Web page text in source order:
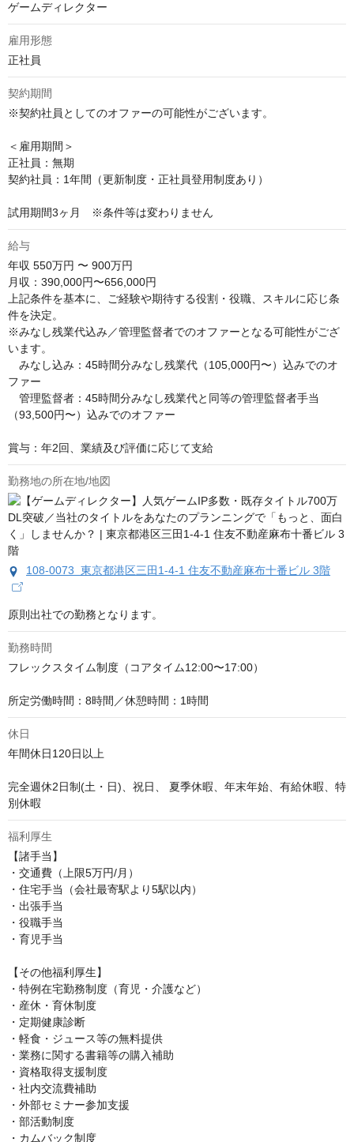
ゲームディレクター
雇用形態
正社員
契約期間
※契約社員としてのオファーの可能性がございます。
＜雇用期間＞
正社員：無期
契約社員：1年間（更新制度・正社員登用制度あり）
試用期間3ヶ月　※条件等は変わりません
給与
年収 550万円 〜 900万円
月収：390,000円〜656,000円
上記条件を基本に、ご経験や期待する役割・役職、スキルに応じ条
件を決定。
※みなし残業代込み／管理監督者でのオファーとなる可能性がござ
います。
みなし込み：45時間分みなし残業代（105,000円〜）込みでのオ
ファー
管理監督者：45時間分みなし残業代と同等の管理監督者手当
（93,500円〜）込みでのオファー
賞与：年2回、業績及び評価に応じて支給
勤務地の所在地/地図
108-0073 東京都港区三田1-4-1 住友不動産麻布十番ビル 3階
原則出社での勤務となります。
勤務時間
フレックスタイム制度（コアタイム12:00〜17:00）
所定労働時間：8時間／休憩時間：1時間
休日
年間休日120日以上
完全週休2日制(土・日)、祝日、 夏季休暇、年末年始、有給休暇、特
別休暇
福利厚生
【諸手当】
・交通費（上限5万円/月）
・住宅手当（会社最寄駅より5駅以内）
・出張手当
・役職手当
・育児手当
【その他福利厚生】
・特例在宅勤務制度（育児・介護など）
・産休・育休制度
・定期健康診断
・軽食・ジュース等の無料提供
・業務に関する書籍等の購入補助
・資格取得支援制度
・社内交流費補助
・外部セミナー参加支援
・部活動制度
・カムバック制度